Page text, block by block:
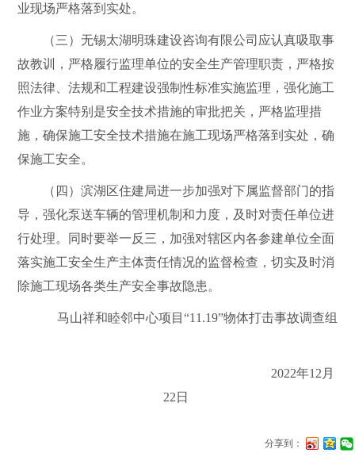
业现场严格落到实处。
（三）无锡太湖明珠建设咨询有限公司 应认真吸取事
故教训，严格履行监理单位的安全生产管理职责，严格按
照法律、法规和工程建设强制性标准实施监理，强化施工
作业方案特别是安全技术措施的审批把关，严格监理措
施，确保施工安全技术措施在施工现场严格落到实处，确
保施工安全。
（四）滨湖区住建局进一步加强对下属监督部门的指
导 ，强化泵送车辆的管理机制和力度，及时对责任单位进
行处理。 同时要举一反三，加强对辖区内各参建单位全面
落实施工安全生产主体责任情况的监督检查，切实及时消
除施工现场各类生产安全事故隐患。
马山祥和睦邻中心项目 “11.19”物体打击事故调查组
2022年12 月
22 日
分享到：